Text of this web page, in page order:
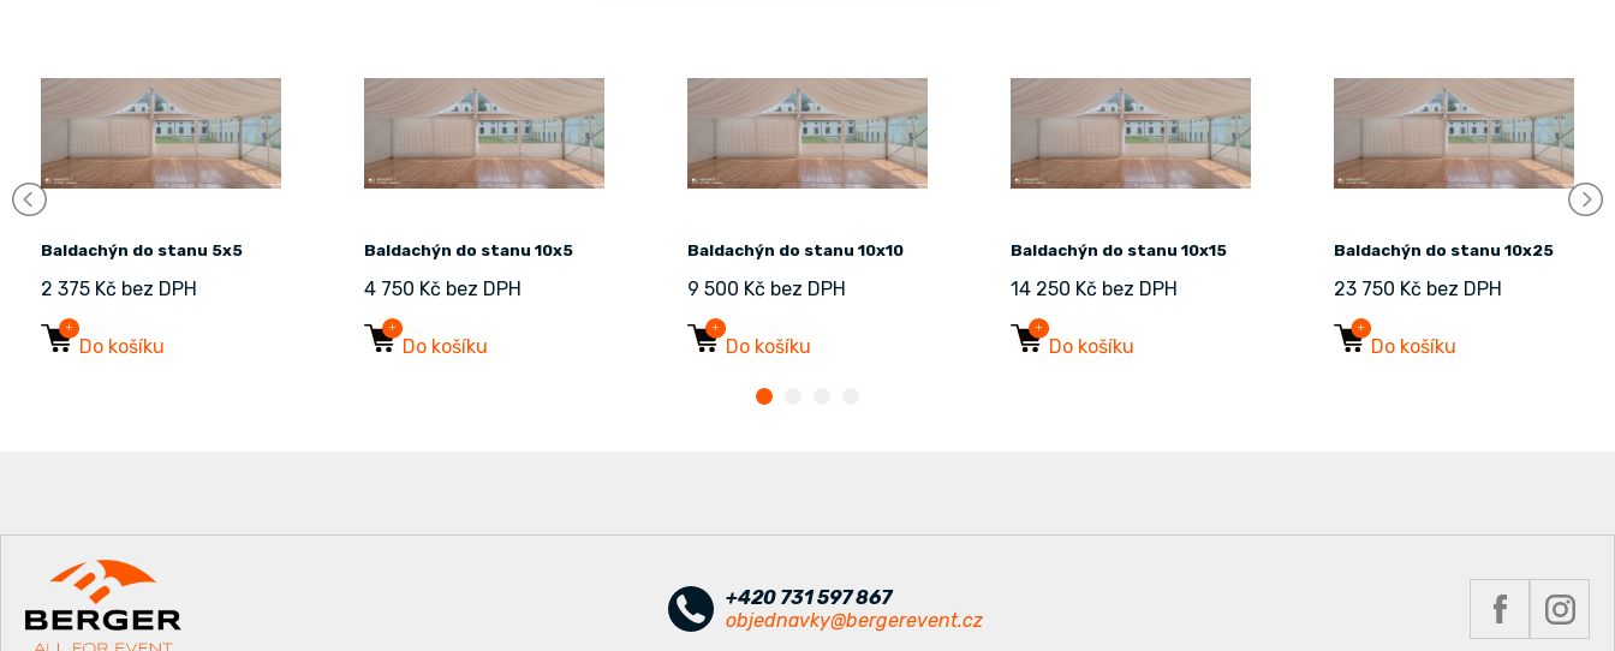
Baldachýn do stanu 5x5
2 375 Kč bez DPH
Do košíku
Baldachýn do stanu 10x5
4 750 Kč bez DPH
Do košíku
Baldachýn do stanu 10x10
9 500 Kč bez DPH
Do košíku
Baldachýn do stanu 10x15
14 250 Kč bez DPH
Do košíku
Baldachýn do stanu 10x25
23 750 Kč bez DPH
Do košíku
+420 731 597 867
objednavky@bergerevent.cz